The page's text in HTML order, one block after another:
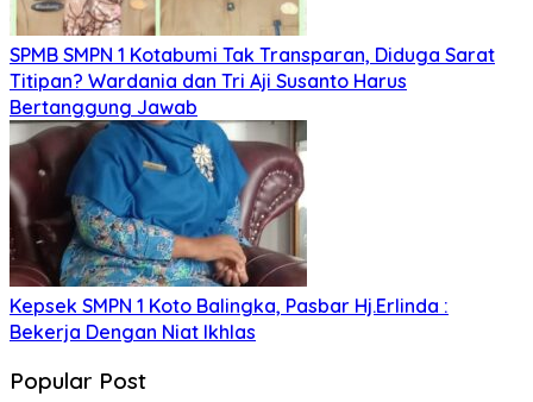
SPMB SMPN 1 Kotabumi Tak Transparan, Diduga Sarat
Titipan? Wardania dan Tri Aji Susanto Harus
Bertanggung Jawab
Kepsek SMPN 1 Koto Balingka, Pasbar Hj.Erlinda :
Bekerja Dengan Niat Ikhlas
Popular Post